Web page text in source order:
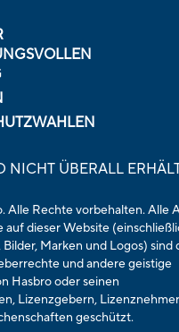
NICHT ÜBERALL
Alle Rechte vorbehalten. Alle
auf dieser Website
Marken und Logos) sind
und andere geistige
Hasbro oder seinen
Lizenzgebern,
geschützt.